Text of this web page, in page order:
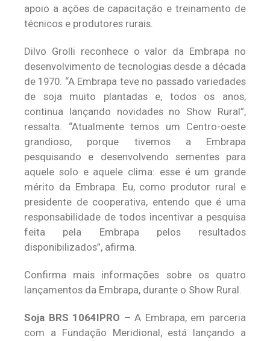
apoio a ações de capacitação e treinamento de
técnicos e produtores rurais.
Dilvo Grolli reconhece o valor da Embrapa no
desenvolvimento de tecnologias desde a década
de 1970. “A Embrapa teve no passado variedades
de soja muito plantadas e, todos os anos,
continua lançando novidades no Show Rural”,
ressalta. “Atualmente temos um Centro-oeste
grandioso, porque tivemos a Embrapa
pesquisando e desenvolvendo sementes para
aquele solo e aquele clima: esse é um grande
mérito da Embrapa. Eu, como produtor rural e
presidente de cooperativa, entendo que é uma
responsabilidade de todos incentivar a pesquisa
feita pela Embrapa pelos resultados
disponibilizados”, afirma.
Confirma mais informações sobre os quatro
lançamentos da Embrapa, durante o Show Rural.
Soja BRS 1064IPRO –A Embrapa, em parceria
com a Fundação Meridional, está lançando a